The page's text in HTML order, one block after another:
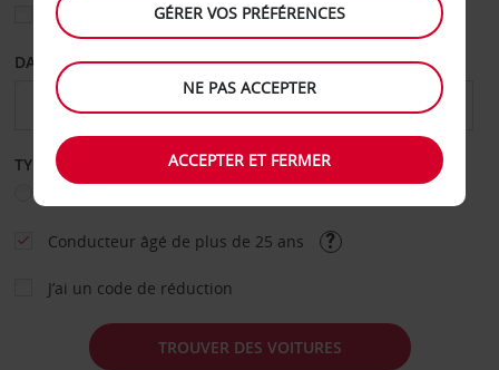
Sélectionnez une autre agence de retour
DATE DE DÉPART DATE DE RETOUR
TYPE DE LOCATION
Conducteur âgé de plus de 25 ans
J’ai un code de réduction
TROUVER DES VOITURES
GÉRER VOS PRÉFÉRENCES
NE PAS ACCEPTER
ACCEPTER ET FERMER